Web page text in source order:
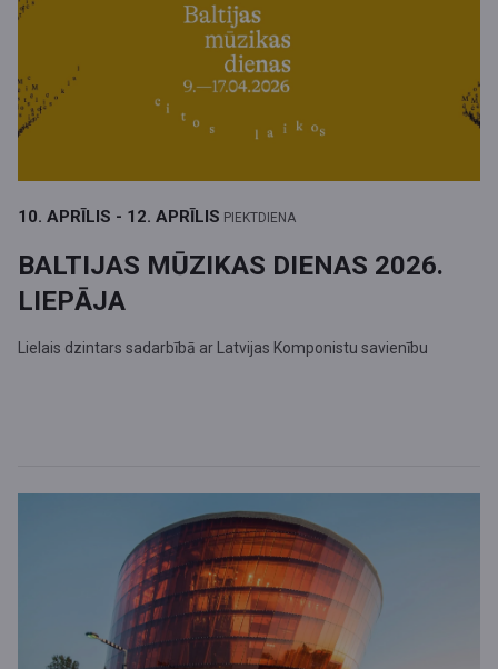
10. APRĪLIS - 12. APRĪLIS PIEKTDIENA
BALTIJAS MŪZIKAS DIENAS 2026.
LIEPĀJA
Lielais dzintars sadarbībā ar Latvijas Komponistu savienību